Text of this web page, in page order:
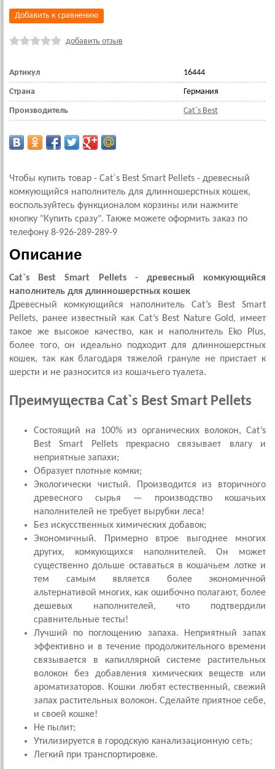
Добавить к сравнению
добавить отзыв
Артикул 16444
Страна Германия
Производитель Cat`s Best
Чтобы купить товар - Cat`s Best Smart Pellets - древесный
комкующийся наполнитель для длинношерстных кошек,
воспользуйтесь функционалом корзины или нажмите
кнопку "Купить сразу". Также можете оформить заказ по
телефону 8-926-289-289-9
Описание
Cat`s Best Smart Pellets - древесный комкующийся
наполнитель для длинношерстных кошек
Древесный комкующийся наполнитель Cat’s Best Smart
Pellets, ранее известный как Cat’s Best Nature Gold, имеет
такое же высокое качество, как и наполнитель Eko Plus,
более того, он идеально подходит для длинношерстных
кошек, так как благодаря тяжелой грануле не пристает к
шерсти и не разносится из кошачьего туалета.
Преимущества Cat`s Best Smart Pellets
Состоящий на 100% из органических волокон, Cat’s
Best Smart Pellets прекрасно связывает влагу и
неприятные запахи;
Образует плотные комки;
Экологически чистый. Производится из вторичного
древесного сырья — производство кошачьих
наполнителей не требует вырубки леса!
Без искусственных химических добавок;
Экономичный. Примерно втрое выгоднее многих
других, комкующихся наполнителей. Он может
существенно дольше оставаться в кошачьем лотке и
тем самым является более экономичной
альтернативой многих, как ошибочно полагают, более
дешевых наполнителей, что подтвердили
сравнительные тесты!
Лучший по поглощению запаха. Неприятный запах
эффективно и в течение продолжительного времени
связывается в капиллярной системе растительных
волокон без добавления химических веществ или
ароматизаторов. Кошки любят естественный, свежий
запах растительных волокон. Сделайте приятное себе,
и своей кошке!
Не пылит;
Утилизируется в городскую канализационную сеть;
Легкий при транспортировке.